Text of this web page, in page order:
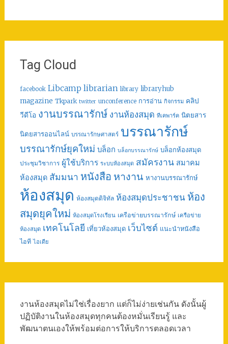
Tag Cloud
facebook Libcamp librarian library libraryhub
magazine Tkpark twitter unconference การอ่าน กิจกรรม คลิป
วีดีโอ งานบรรณารักษ์ งานห้องสมุด ทีเคพาร์ค นิตยสาร
นิตยสารออนไลน์ บรรณารักษศาสตร์ บรรณารักษ์
บรรณารักษ์ยุคใหม่ บล็อก บล็อกบรรณารักษ์ บล็อกห้องสมุด
ประชุมวิชาการ ผู้ใช้บริการ ระบบห้องสมุด สมัครงาน สมาคม
ห้องสมุด สัมมนา หนังสือ หางาน หางานบรรณารักษ์
ห้องสมุด ห้องสมุดดิจิทัล ห้องสมุดประชาชน ห้อง
สมุดยุคใหม่ ห้องสมุดโรงเรียน เครือข่ายบรรณารักษ์ เครือข่าย
ห้องสมุด เทคโนโลยี เที่ยวห้องสมุด เว็บไซต์ แนะนำหนังสือ
ไอที ไอเดีย
งานห้องสมุดไม่ใช่เรื่องยาก แต่ก็ไม่ง่ายเช่นกัน ดังนั้นผู้
ปฏิบัติงานในห้องสมุดทุกคนต้องหมั่นเรียนรู้ และ
พัฒนาตนเองให้พร้อมต่อการให้บริการตลอดเวลา